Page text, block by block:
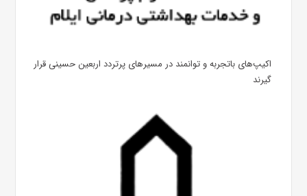
اکیپ‌های باتجربه و توانمند در مسیرهای پرتردد اربعین حسینی قرار
گیرند